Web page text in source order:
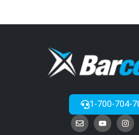
1-700-704-